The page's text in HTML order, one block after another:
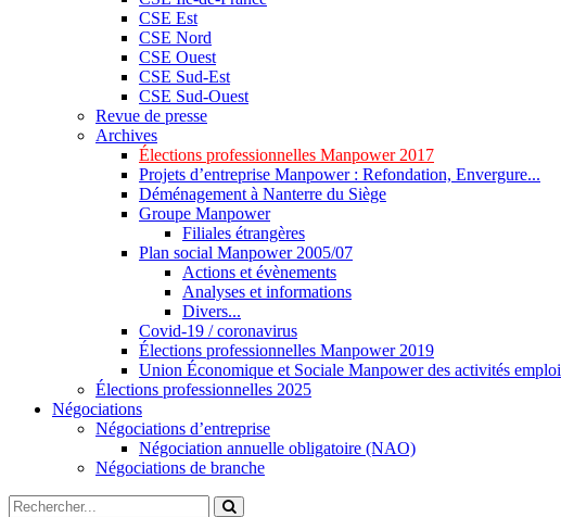
CSE Est
CSE Nord
CSE Ouest
CSE Sud-Est
CSE Sud-Ouest
Revue de presse
Archives
Élections professionnelles Manpower 2017
Projets d’entreprise Manpower : Refondation, Envergure...
Déménagement à Nanterre du Siège
Groupe Manpower
Filiales étrangères
Plan social Manpower 2005/07
Actions et évènements
Analyses et informations
Divers...
Covid-19 / coronavirus
Élections professionnelles Manpower 2019
Union Économique et Sociale Manpower des activités emploi
Élections professionnelles 2025
Négociations
Négociations d’entreprise
Négociation annuelle obligatoire (NAO)
Négociations de branche